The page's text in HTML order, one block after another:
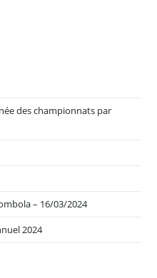
des championnats par
– 16/03/2024
2024